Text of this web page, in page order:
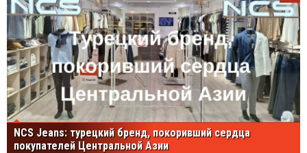
NCS Jeans: турецкий бренд, покоривший сердца
покупателей Центральной Азии